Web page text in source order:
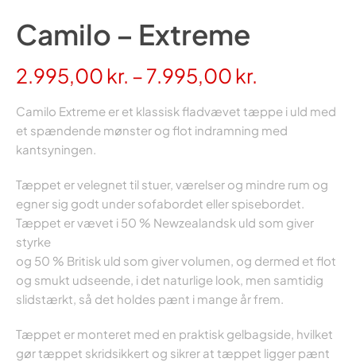
Camilo – Extreme
2.995,00 kr. –7.995,00 kr.
2.995,00
til
Camilo Extreme er et klassisk fladvævet tæppe i uld med
et spændende mønster og flot indramning med
kantsyningen.
Tæppet er velegnet til stuer, værelser og mindre rum og
egner sig godt under sofabordet eller spisebordet.
Tæppet er vævet i 50 % Newzealandsk uld som giver
styrke
og 50 % Britisk uld som giver volumen, og dermed et flot
og smukt udseende, i det naturlige look, men samtidig
slidstærkt, så det holdes pænt i mange år frem.
Tæppet er monteret med en praktisk gelbagside, hvilket
gør tæppet skridsikkert og sikrer at tæppet ligger pænt